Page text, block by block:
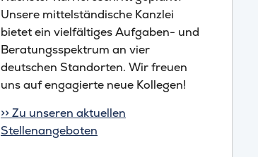
Unsere mittelständische Kanzlei
bietet ein vielfältiges Aufgaben- und
Beratungsspektrum an vier
deutschen Standorten. Wir freuen
uns auf engagierte neue Kollegen!
>> Zu unseren aktuellen
Stellenangeboten